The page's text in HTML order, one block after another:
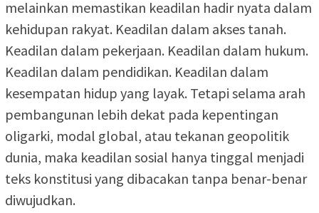
melainkan memastikan keadilan hadir nyata dalam
kehidupan rakyat. Keadilan dalam akses tanah.
Keadilan dalam pekerjaan. Keadilan dalam hukum.
Keadilan dalam pendidikan. Keadilan dalam
kesempatan hidup yang layak. Tetapi selama arah
pembangunan lebih dekat pada kepentingan
oligarki, modal global, atau tekanan geopolitik
dunia, maka keadilan sosial hanya tinggal menjadi
teks konstitusi yang dibacakan tanpa benar-benar
diwujudkan.